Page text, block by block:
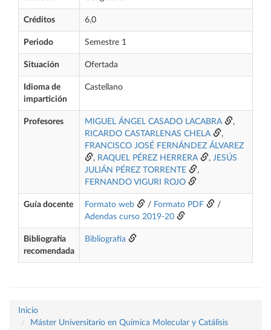
Créditos 6,0
Periodo Semestre 1
Situación Ofertada
Idioma de
impartición
Castellano
Profesores MIGUEL ÁNGEL CASADO LACABRA
,
RICARDO CASTARLENAS CHELA
,
FRANCISCO JOSÉ FERNÁNDEZ ÁLVAREZ
, RAQUEL PÉREZ HERRERA , JESÚS
JULIÁN PÉREZ TORRENTE
,
FERNANDO VIGURI ROJO
Guía docente Formato web / Formato PDF
/
Adendas curso 2019-20
Bibliografía
recomendada
Bibliografía
Inicio
Máster Universitario en Química Molecular y Catálisis